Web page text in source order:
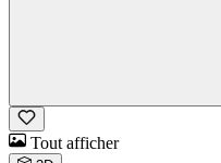
Tout afficher